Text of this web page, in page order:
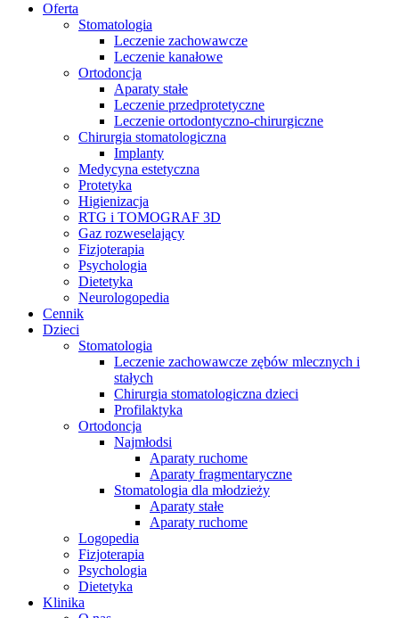
Oferta
Stomatologia
Leczenie zachowawcze
Leczenie kanałowe
Ortodoncja
Aparaty stałe
Leczenie przedprotetyczne
Leczenie ortodontyczno-chirurgiczne
Chirurgia stomatologiczna
Implanty
Medycyna estetyczna
Protetyka
Higienizacja
RTG i TOMOGRAF 3D
Gaz rozweselający
Fizjoterapia
Psychologia
Dietetyka
Neurologopedia
Cennik
Dzieci
Stomatologia
Leczenie zachowawcze zębów mlecznych i
stałych
Chirurgia stomatologiczna dzieci
Profilaktyka
Ortodoncja
Najmłodsi
Aparaty ruchome
Aparaty fragmentaryczne
Stomatologia dla młodzieży
Aparaty stałe
Aparaty ruchome
Logopedia
Fizjoterapia
Psychologia
Dietetyka
Klinika